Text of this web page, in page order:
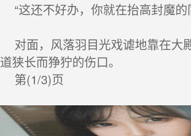
“这还不好办，你就在抬高封魔的
对面，风落羽目光戏谑地靠在大
道狭长而狰狞的伤口。
第(1/3)页